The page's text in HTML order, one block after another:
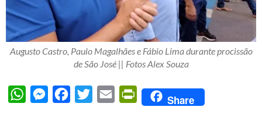
Augusto Castro, Paulo Magalhães e Fábio Lima durante procissão
de São José || Fotos Alex Souza
WhatsAppMessengerFacebook
Twitter Email PrintFriendly
Share